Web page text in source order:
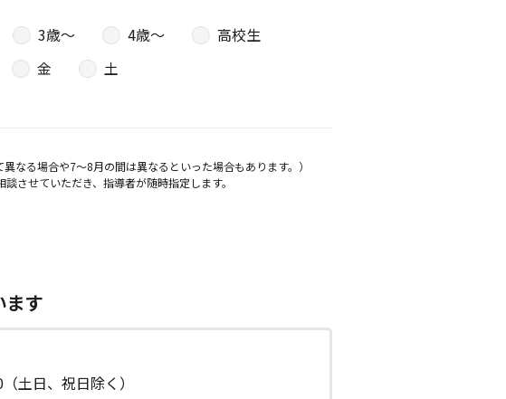
3歳〜 4歳〜
高校生
金
土
なる場合や7～8月の間は異なるといった場合もあります。）
させていただき、指導者が随時指定します。
ます
土日、祝日除く）